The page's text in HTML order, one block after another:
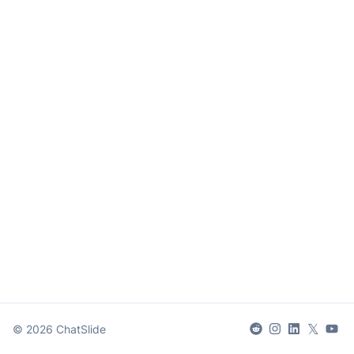
© 2026 ChatSlide 𝕏